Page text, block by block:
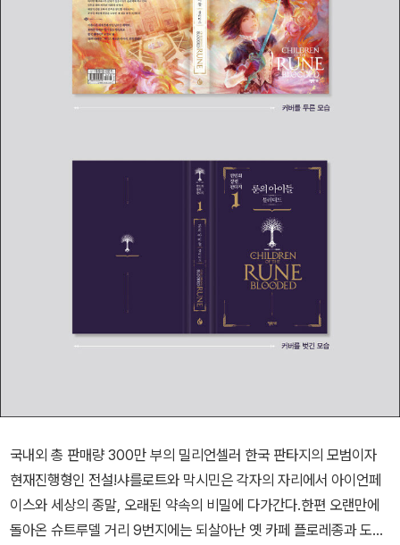
국내외 총 판매량 300만 부의 밀리언셀러 한국 판타지의 모범이자
현재진행형인 전설!샤를로트와 막시민은 각자의 자리에서 아이언페
이스와 세상의 종말, 오래된 약속의 비밀에 다가간다.한편 오랜만에
돌아온 슈트루델 거리 9번지에는 되살아난 옛 카페 플로레종과 도토